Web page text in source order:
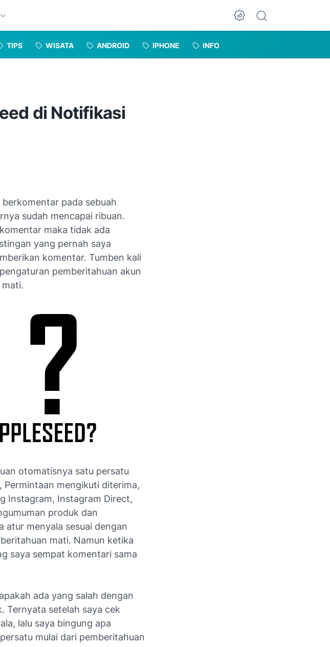
Dark Mode
TIPS WISATA ANDROID IPHONE INFO
di Notifikasi
pada sebuah
sudah mencapai ribuan.
maka tidak ada
yang pernah saya
komentar. Tumben kali
pemberitahuan akun
mati.
otomatisnya satu persatu
Permintaan mengikuti diterima,
Instagram, Instagram Direct,
produk dan
atur menyala sesuai dengan
mati. Namun ketika
saya sempat komentari sama
ada yang salah dengan
Ternyata setelah saya cek
lalu saya bingung apa
mulai dari pemberitahuan